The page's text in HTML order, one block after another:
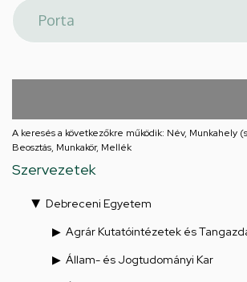
A keresés a következőkre működik: Név, Munkahely
Beosztás, Munkakör, Mellék
Szervezetek
Debreceni Egyetem
Agrár Kutatóintézetek és
Állam- és Jogtudományi Kar